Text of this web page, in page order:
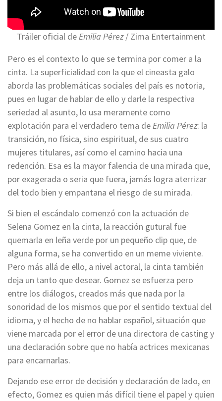
Tráiler oficial deEmilia Pérez/ Zima Entertainment
Pero es el contexto lo que se termina por comer a la
cinta. La superficialidad con la que el cineasta galo
aborda las problemáticas sociales del país es notoria,
pues en lugar de hablar de ello y darle la respectiva
seriedad al asunto, lo usa meramente como
explotación para el verdadero tema deEmilia Pérez: la
transición, no física, sino espiritual, de sus cuatro
mujeres titulares, así como el camino hacia una
redención. Esa es la mayor falencia de una mirada que,
por exagerada o seria que fuera, jamás logra aterrizar
del todo bien y empantana el riesgo de su mirada.
Si bien el escándalo comenzó con la actuación de
Selena Gomez en la cinta, la reacción gutural fue
quemarla en leña verde por un pequeño clip que, de
alguna forma, se ha convertido en un meme viviente.
Pero más allá de ello, a nivel actoral, la cinta también
deja un tanto que desear. Gomez se esfuerza pero
entre los diálogos, creados más que nada por la
sonoridad de los mismos que por el sentido textual del
idioma, y el hecho de no hablar español, situación que
viene marcada por el error de una directora de casting y
una declaración sobre que no había actrices mexicanas
para encarnarlas.
Dejando ese error de decisión y declaración de lado, en
efecto, Gomez es quien más difícil tiene el papel y quien